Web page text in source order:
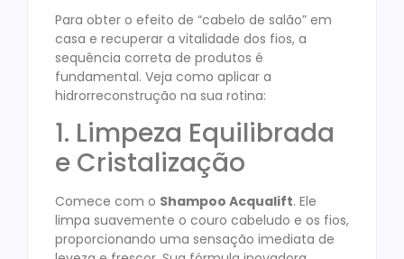
Para obter o efeito de “cabelo de salão” em
casa e recuperar a vitalidade dos fios, a
sequência correta de produtos é
fundamental. Veja como aplicar a
hidrorreconstrução na sua rotina:
1. Limpeza Equilibrada
e Cristalização
Comece com o Shampoo Acqualift. Ele
limpa suavemente o couro cabeludo e os fios,
proporcionando uma sensação imediata de